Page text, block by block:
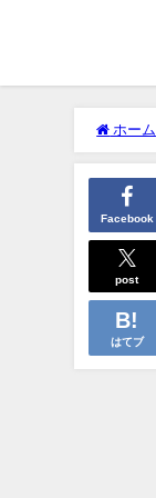
ホーム
Facebook
post
はてブ